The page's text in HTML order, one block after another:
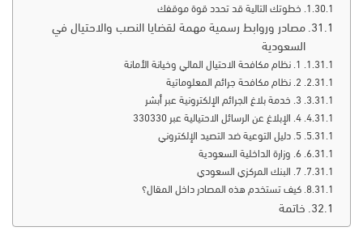
خطوتك التالية قد تحدد قوة موقفك
مصادر وروابط رسمية مهمة لقضايا النصب والاحتيال في
السعودية
1. نظام مكافحة الاحتيال المالي وخيانة الأمانة
2. نظام مكافحة جرائم المعلوماتية
3. خدمة بلاغ الجرائم الإلكترونية عبر أبشر
4. الإبلاغ عن الرسائل الاحتيالية عبر 330330
5. دليل التوعية ضد التصيد الإلكتروني
6. وزارة الداخلية السعودية
7. البنك المركزي السعودي
كيف تستخدم هذه المصادر داخل المقال؟
خاتمة